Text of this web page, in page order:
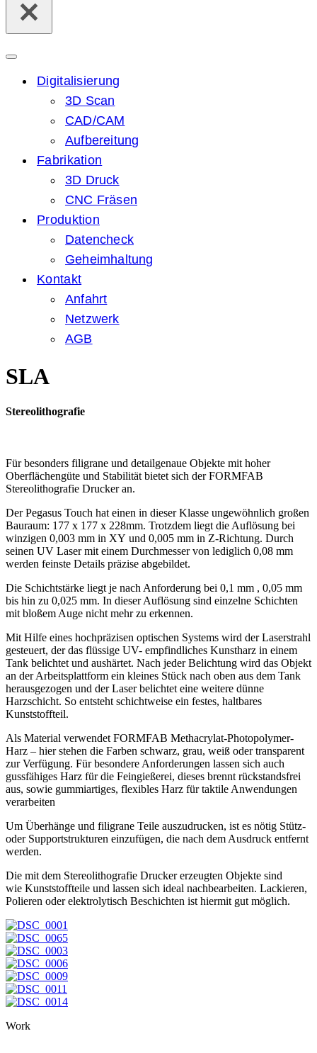
Navigationsmenü
Digitalisierung
3D Scan
CAD/CAM
Aufbereitung
Fabrikation
3D Druck
CNC Fräsen
Produktion
Datencheck
Geheimhaltung
Kontakt
Anfahrt
Netzwerk
AGB
SLA
Stereolithografie
Für besonders filigrane und detailgenaue Objekte mit hoher
Oberflächengüte und Stabilität bietet sich der FORMFAB
Stereolithografie Drucker an.
Der Pegasus Touch hat einen in dieser Klasse ungewöhnlich großen
Bauraum: 177 x 177 x 228mm. Trotzdem liegt die Auflösung bei
winzigen 0,003 mm in XY und 0,005 mm in Z-Richtung. Durch
seinen UV Laser mit einem Durchmesser von lediglich 0,08 mm
werden feinste Details präzise abgebildet.
Die Schichtstärke liegt je nach Anforderung bei 0,1 mm , 0,05 mm
bis hin zu 0,025 mm. In dieser Auflösung sind einzelne Schichten
mit bloßem Auge nicht mehr zu erkennen.
Mit Hilfe eines hochpräzisen optischen Systems wird der Laserstrahl
gesteuert, der das flüssige UV- empfindliches Kunstharz in einem
Tank belichtet und aushärtet. Nach jeder Belichtung wird das Objekt
an der Arbeitsplattform ein kleines Stück nach oben aus dem Tank
herausgezogen und der Laser belichtet eine weitere dünne
Harzschicht. So entsteht schichtweise ein festes, haltbares
Kunststoffteil.
Als Material verwendet FORMFAB Methacrylat-Photopolymer-
Harz – hier stehen die Farben schwarz, grau, weiß oder transparent
zur Verfügung. Für besondere Anforderungen lassen sich auch
gussfähiges Harz für die Feingießerei, dieses brennt rückstandsfrei
aus, sowie gummiartiges, flexibles Harz für taktile Anwendungen
verarbeiten
Um Überhänge und filigrane Teile auszudrucken, ist es nötig Stütz-
oder Supportstrukturen einzufügen, die nach dem Ausdruck entfernt
werden.
Die mit dem Stereolithografie Drucker erzeugten Objekte sind
wie Kunststoffteile und lassen sich ideal nachbearbeiten. Lackieren,
Polieren oder elektrolytisch Beschichten ist hiermit gut möglich.
Work